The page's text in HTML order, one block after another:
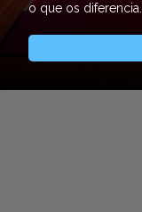
o que os diferencia.